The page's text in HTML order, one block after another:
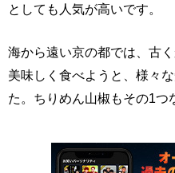
としても人気が高いです。
海から遠い京の都では、古
美味しく食べようと、様々
た。ちりめん山椒もその1つ